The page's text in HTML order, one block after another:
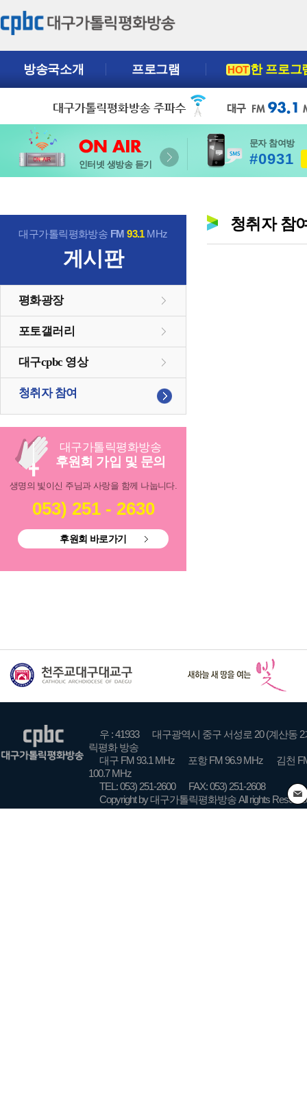
방송국소개 프로그램 HOT한 프로그
인터넷 생방송 듣기
문자 참여방
#0931
대구가톨릭평화방송 FM93.1MHz
게시판
평화광장
포토갤러리
대구cpbc 영상
청취자 참여
대구가톨릭평화방송
후원회 가입 및 문의
생명의 빛이신 주님과 사랑을 함께 나눕니다.
053) 251 - 2630
후원회 바로가기
청취자 참
우 : 41933
대구광역시 중구 서성로 20 (계산동 2
릭평화 방송
대구 FM 93.1 MHz
포항 FM 96.9 MHz
김천
100.7 MHz
TEL: 053) 251-2600
FAX: 053) 251-2608
Copyright by 대구가톨릭평화방송 All rights